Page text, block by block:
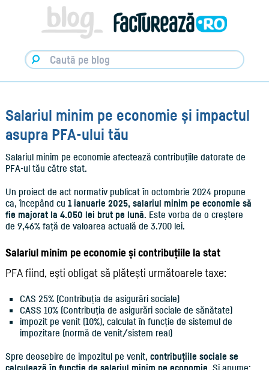
Factureaza.ro
Salariul minim pe economie și impactul
asupra PFA-ului tău
Salariul minim pe economie afectează contribuțiile datorate de
PFA-ul tău către stat.
Un proiect de act normativ publicat în octombrie 2024 propune
ca, începând cu 1 ianuarie 2025, salariul minim pe economie să
fie majorat la 4.050 lei brut pe lună. Este vorba de o creștere
de 9,46% față de valoarea actuală de 3.700 lei.
Salariul minim pe economie și contribuțiile la stat
PFA fiind, ești obligat să plătești următoarele taxe:
CAS 25% (Contribuția de asigurări sociale)
CASS 10% (Contribuția de asigurări sociale de sănătate)
impozit pe venit (10%), calculat în funcție de sistemul de
impozitare (normă de venit/sistem real)
Spre deosebire de impozitul pe venit, contribuțiile sociale se
calculează în funcție de salariul minim pe economie. Și anume: